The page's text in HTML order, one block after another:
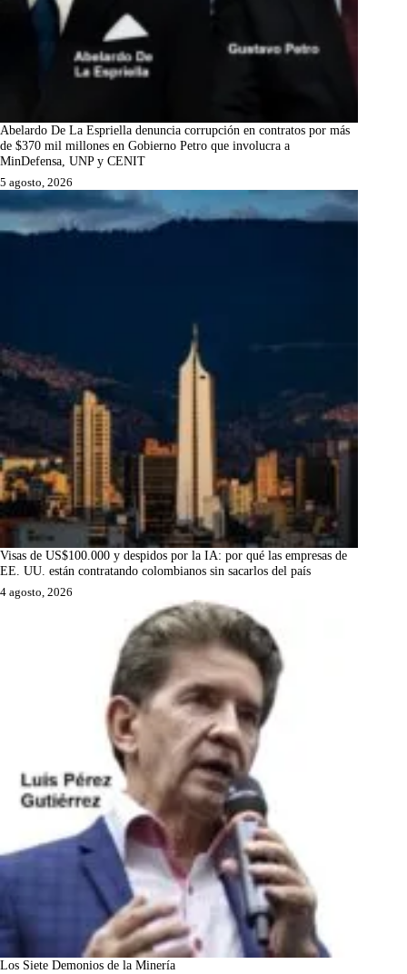
Abelardo De La Espriella denuncia corrupción en contratos por más
de $370 mil millones en Gobierno Petro que involucra a
MinDefensa, UNP y CENIT
5 agosto, 2026
Visas de US$100.000 y despidos por la IA: por qué las empresas de
EE. UU. están contratando colombianos sin sacarlos del país
4 agosto, 2026
Los Siete Demonios de la Minería